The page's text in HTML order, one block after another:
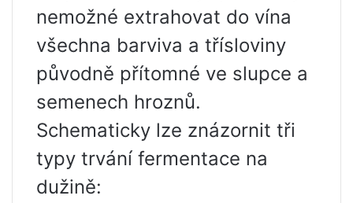
nemožné extrahovat do vína
všechna barviva a třísloviny
původně přítomné ve slupce a
semenech hroznů.
Schematicky lze znázornit tři
typy trvání fermentace na
dužině: